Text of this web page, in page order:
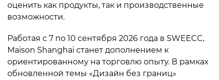
оценить как продукты, так и производственные
возможности.
Работая с 7 по 10 сентября 2026 года в SWEECC,
Maison Shanghai станет дополнением к
ориентированному на торговлю опыту. В рамках
обновленной темы «Дизайн без границ»